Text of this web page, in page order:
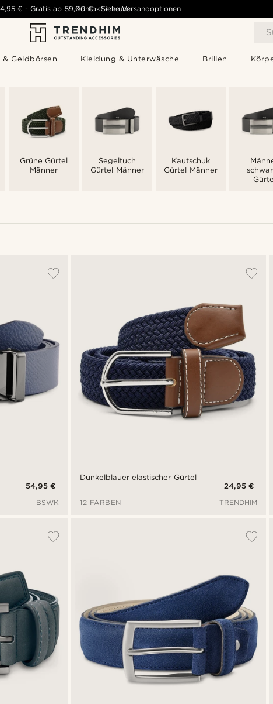
& Geldbörsen Kleidung & Unterwäsche Brillen
4,95 € -Gratis ab 59,00 € - Siehe Versandoptionen
Kontaktiere uns
Grüne Gürtel
Männer
Segeltuch
Gürtel Männer
Kautschuk
Gürtel Männer
54,95 €
BSWK
Dunkelblauer elastischer Gürtel
24,95 €
12 FARBEN
TRENDHIM